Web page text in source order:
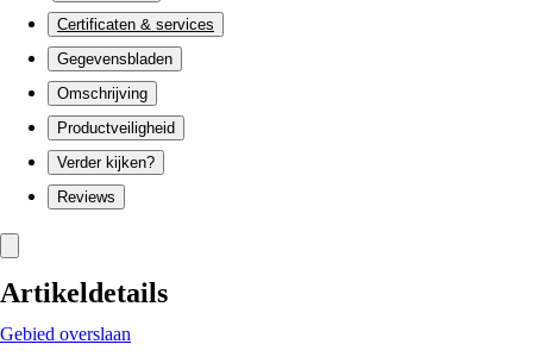
Certificaten & services
Gegevensbladen
Omschrijving
Productveiligheid
Verder kijken?
Reviews
Artikeldetails
Gebied overslaan